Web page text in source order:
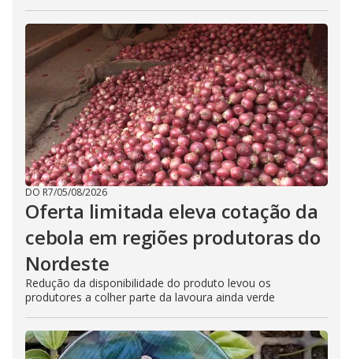
DO R7/05/08/2026
Oferta limitada eleva cotação da
cebola em regiões produtoras do
Nordeste
Redução da disponibilidade do produto levou os
produtores a colher parte da lavoura ainda verde